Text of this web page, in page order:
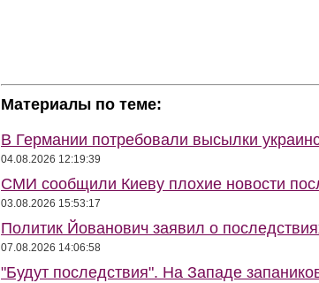
Материалы по теме:
В Германии потребовали высылки
04.08.2026 12:19:39
СМИ сообщили Киеву плохие новости
03.08.2026 15:53:17
Политик Йованович заявил о
07.08.2026 14:06:58
"Будут последствия". На Западе